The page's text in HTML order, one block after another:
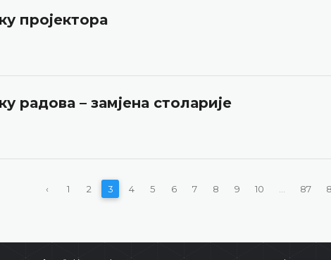
пројектора
радова – замјена столарије
‹ 1 2 3 4 5 6 7 8 9 10 87